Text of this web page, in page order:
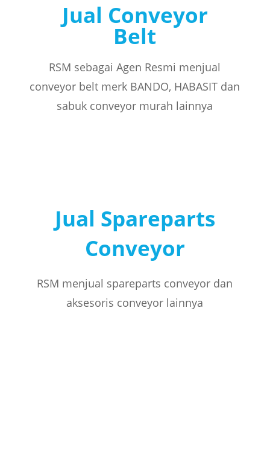
Jual Conveyor
Belt
RSM sebagai Agen Resmi menjual
conveyor belt merk BANDO, HABASIT dan
sabuk conveyor murah lainnya
Jual Spareparts
Conveyor
RSM menjual spareparts conveyor dan
aksesoris conveyor lainnya